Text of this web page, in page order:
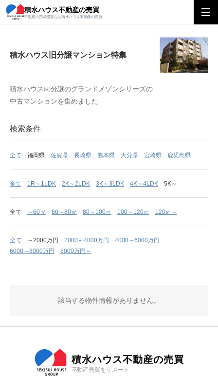
積水ハウス不動産の売買
不動産の売却査定なら積水ハウス不動産の売買
積水ハウス旧分譲マンション特集
積水ハウス旧分譲マンション特集
積水ハウス㈱分譲のグランドメゾンシリーズの
中古マンションを集めました
検索条件
全て 福岡県 佐賀県 長崎県 熊本県 大分県 宮崎県 鹿児島県
全て 1R～1LDK 2K～2LDK 3K～3LDK 4K～4LDK 5K～
全て ～60㎡ 60～80㎡ 80～100㎡ 100～120㎡ 120㎡～
全て ～2000万円 2000～4000万円
4000～6000万円
6000～8000万円
8000万円～
該当する物件情報がありません。
積水ハウス不動産の売買
不動産売買をサポート